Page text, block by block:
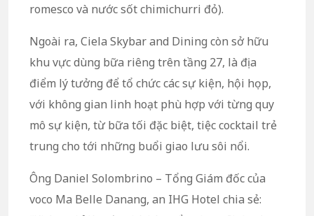
romesco và nước sốt chimichurri đỏ).
Ngoài ra, Ciela Skybar and Dining còn sở hữu
khu vực dùng bữa riêng trên tầng 27, là địa
điểm lý tưởng để tổ chức các sự kiện, hội họp,
với không gian linh hoạt phù hợp với từng quy
mô sự kiện, từ bữa tối đặc biệt, tiệc cocktail trẻ
trung cho tới những buổi giao lưu sôi nổi.
Ông Daniel Solombrino – Tổng Giám đốc của
voco Ma Belle Danang, an IHG Hotel chia sẻ: